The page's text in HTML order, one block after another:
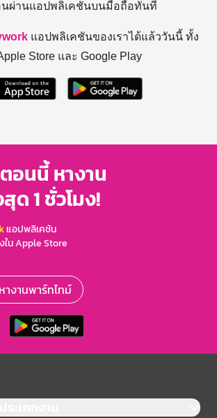
นผ่านแอปพลิเคชันบนมือถือทันที
แอปพลิเคชันของเราได้แล้ววันนี้ ทั้ง
Store และ Google Play
อนนี้ หางาน
ด 1 ชั่วโมง!
แอปพลิเคชัน
ใน Apple Store
หางานพาร์ทไทม์
ะเภทงาน